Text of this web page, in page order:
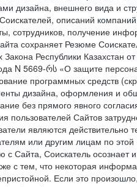
дизайна, внешнего вида и
описаний
сотрудников, получение
сохраняет Резюме
Закона Республики
N 5669-რს «О защите
программных средств
дизайна, оформления и
без прямого явного
пользователей Сайтов
являются
или другим лицам по этой
Сайта, Соискатель осознает
с тем, что некоторая
Если это